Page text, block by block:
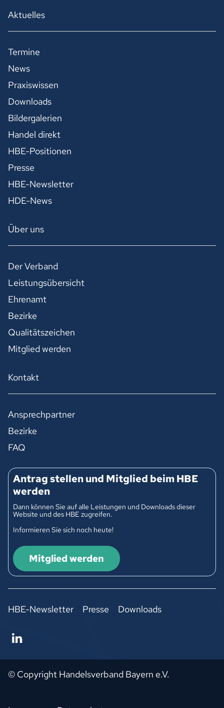
Aktuelles
Termine
News
Praxiswissen
Downloads
Bildergalerien
Handel direkt
HBE-Positionen
Presse
HBE-Newsletter
HDE-News
Über uns
Der Verband
Leistungsübersicht
Ehrenamt
Bezirke
Qualitätszeichen
Mitglied werden
Kontakt
Ansprechpartner
Bezirke
FAQ
Antrag stellen und Mitglied beim HBE
werden
Dann können Sie auf alle Leistungen und Downloads dieser
Website und des HBE zugreifen.
Informieren Sie sich noch heute!
Mitglied werden
HBE-Newsletter Presse Downloads
© Copyright Handelsverband Bayern e.V.